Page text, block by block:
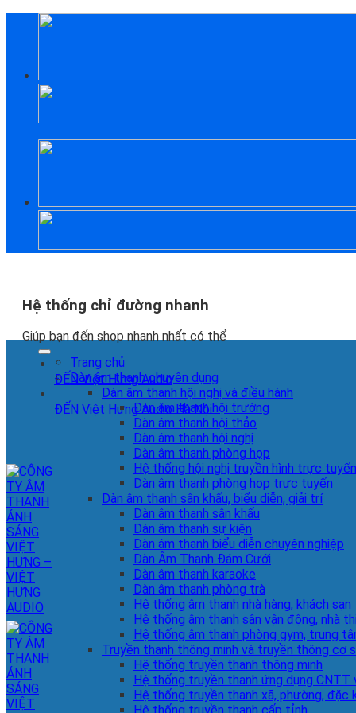
Hệ thống chỉ đường nhanh
Giúp bạn đến shop nhanh nhất có thể
ĐẾN Việt Hưng Audio
ĐẾN Việt Hưng Audio Hà Nội
Trang chủ
Dàn âm thanh chuyên dụng
Dàn âm thanh hội nghị và điều hành
Dàn âm thanh hội trường
Dàn âm thanh hội thảo
Dàn âm thanh hội nghị
Dàn âm thanh phòng họp
Hệ thống hội nghị truyền hình trực tuyến
Dàn âm thanh phòng họp trực tuyến
Dàn âm thanh sân khấu, biểu diễn, giải trí
Dàn âm thanh sân khấu
Dàn âm thanh sự kiện
Dàn âm thanh biểu diễn chuyên nghiệp
Dàn Âm Thanh Đám Cưới
Dàn âm thanh karaoke
Dàn âm thanh phòng trà
Hệ thống âm thanh nhà hàng, khách sạn
Hệ thống âm thanh sân vận động, nhà
Hệ thống âm thanh phòng gym, trung
Truyền thanh thông minh và truyền thông cơ
Hệ thống truyền thanh thông minh
Hệ thống truyền thanh ứng dụng CNTT
Hệ thống truyền thanh xã, phường, đặc